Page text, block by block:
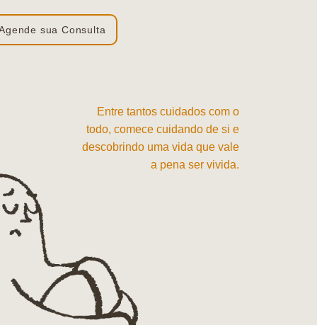
sua Consulta
Entre tantos cuidados com o
todo, comece cuidando de si e
descobrindo uma vida que vale
a pena ser vivida.